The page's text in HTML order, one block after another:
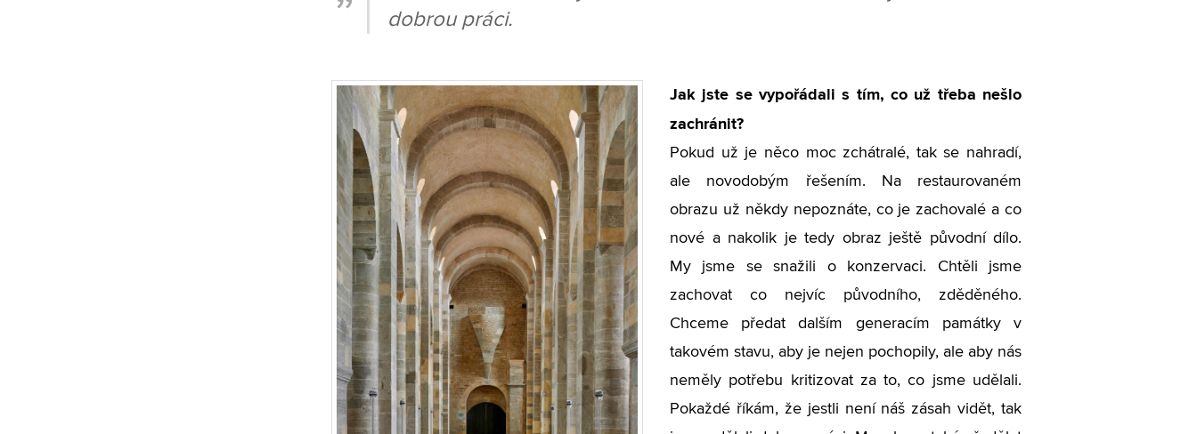
dobrou práci.
Jak jste se vypořádali s tím, co už třeba nešlo
zachránit?
Pokud už je něco moc zchátralé, tak se nahradí,
ale novodobým řešením. Na restaurovaném
obrazu už někdy nepoznáte, co je zachovalé a co
nové a nakolik je tedy obraz ještě původní dílo.
My jsme se snažili o konzervaci. Chtěli jsme
zachovat co nejvíc původního, zděděného.
Chceme předat dalším generacím památky v
takovém stavu, aby je nejen pochopily, ale aby nás
neměly potřebu kritizovat za to, co jsme udělali.
Pokaždé říkám, že jestli není náš zásah vidět, tak